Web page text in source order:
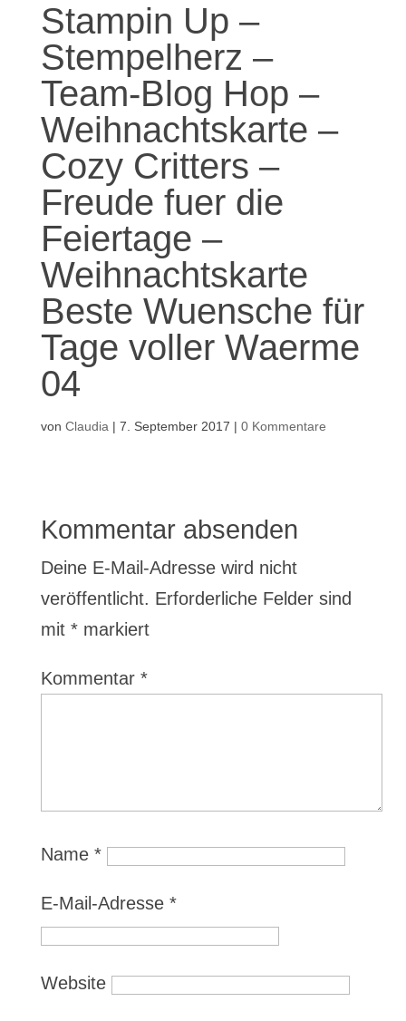
Stampin Up –
Stempelherz –
Team-Blog Hop –
Weihnachtskarte –
Cozy Critters –
Freude fuer die
Feiertage –
Weihnachtskarte
Beste Wuensche für
Tage voller Waerme
04
von Claudia | 7. September 2017 | 0 Kommentare
Kommentar absenden
Deine E-Mail-Adresse wird nicht
veröffentlicht. Erforderliche Felder sind
mit *markiert
Kommentar *
Name *
E-Mail-Adresse *
Website